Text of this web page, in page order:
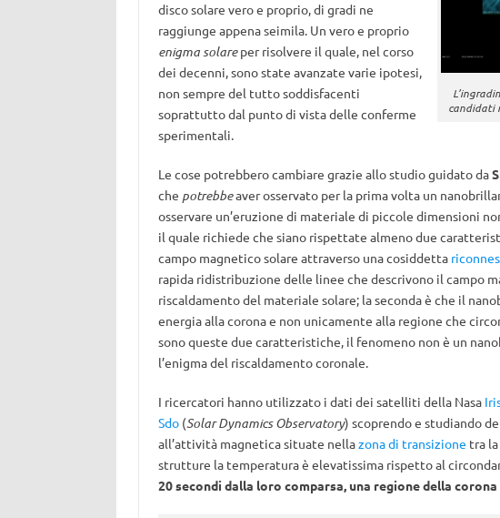
candidati
disco solare vero e proprio, di gradi ne
raggiunge appena seimila. Un vero e proprio
enigma solareper risolvere il quale, nel corso
dei decenni, sono state avanzate varie ipotesi,
non sempre del tutto soddisfacenti
soprattutto dal punto di vista delle conferme
sperimentali.
Le cose potrebbero cambiare grazie allo studio guidato da
che potrebbeaver osservato per la prima volta un
osservare un’eruzione di materiale di piccole dimensioni
il quale richiede che siano rispettate almeno due
campo magnetico solare attraverso una cosiddetta
rapida ridistribuzione delle linee che descrivono il campo
riscaldamento del materiale solare; la seconda è che il
energia alla corona e non unicamente alla regione che
sono queste due caratteristiche, il fenomeno non è un
l’enigma del riscaldamento coronale.
I ricercatori hanno utilizzato i dati dei satelliti della Nasa
Sdo(Solar Dynamics Observatory) scoprendo e studiando
all’attività magnetica situate nellazona di transizione tra
strutture la temperatura è elevatissima rispetto al
20 secondi dalla loro comparsa, una regione della